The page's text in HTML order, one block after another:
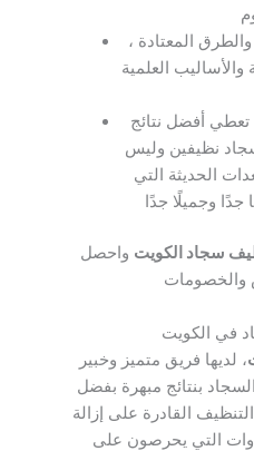
المعتادة ،
والأساليب العلمية
تعطي أفضل نتائج
نظيفين وليس
الحديثة التي
وجميلًا جدًا
سجاد الكويت واحصل
والخصومات
في الكويت
، لديها فريق متميز وخبير
بنتائج مبهرة بفضل
القادرة على إزالة
التي يحرصون على